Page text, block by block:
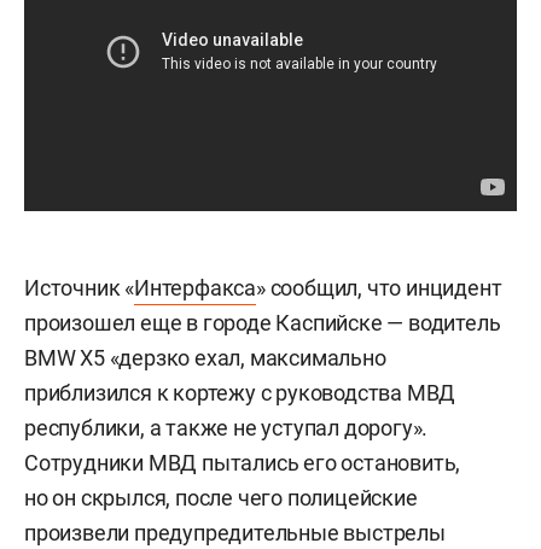
Источник «Интерфакса» сообщил, что инцидент
произошел еще в городе Каспийске — водитель
BMW X5 «дерзко ехал, максимально
приблизился к кортежу с руководства МВД
республики, а также не уступал дорогу».
Сотрудники МВД пытались его остановить,
но он скрылся, после чего полицейские
произвели предупредительные выстрелы